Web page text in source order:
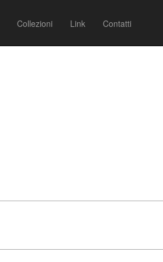
Collezioni Link Contatti